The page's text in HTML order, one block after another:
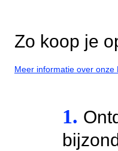
Zo koop je
Meer informatie over onze
1.